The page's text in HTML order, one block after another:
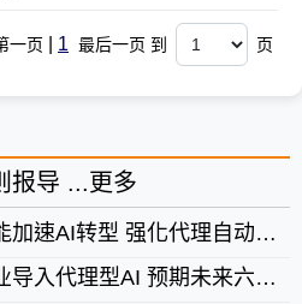
一页 1 最后一页 到 页
报导 ... 更多
转型 强化代理自动化与流程编排
理型AI 预期未来六个月将迅速成长